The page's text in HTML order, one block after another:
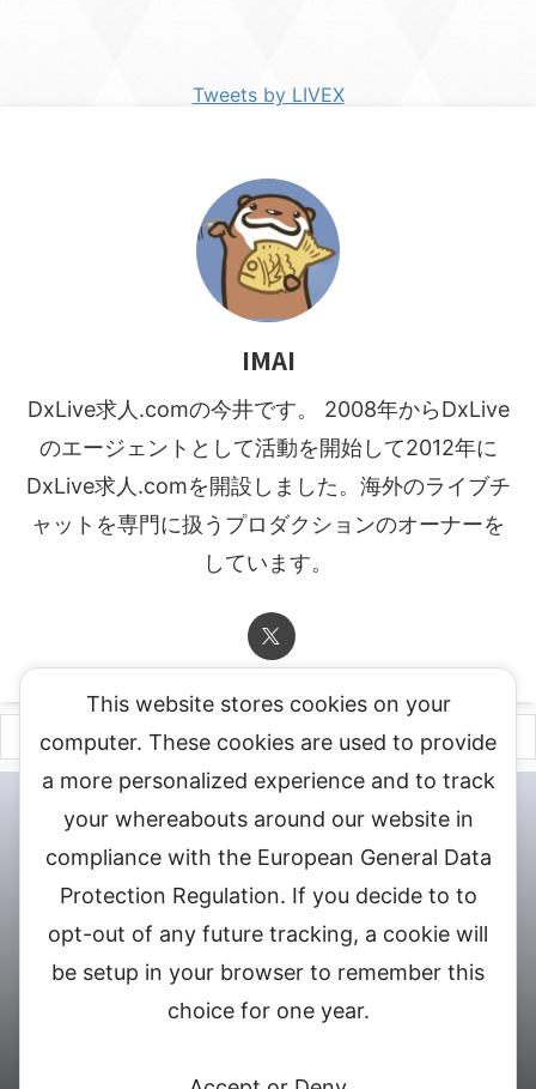
Tweets by LIVEX
IMAI
DxLive求人.comの今井です。 2008年からDxLive
のエージェントとして活動を開始して2012年に
DxLive求人.comを開設しました。海外のライブチ
ャットを専門に扱うプロダクションのオーナーを
しています。
チャットレディ登録申込 DXLIVE求人.comへお問合せ
DXLIVE 退
会・解約・移籍の申請
式サイト
DXLIVEのチャットレディ求人情報サイト
This website stores cookies on your
computer. These cookies are used to provide
a more personalized experience and to track
your whereabouts around our website in
compliance with the European General Data
Protection Regulation. If you decide to to
opt-out of any future tracking, a cookie will
be setup in your browser to remember this
choice for one year.